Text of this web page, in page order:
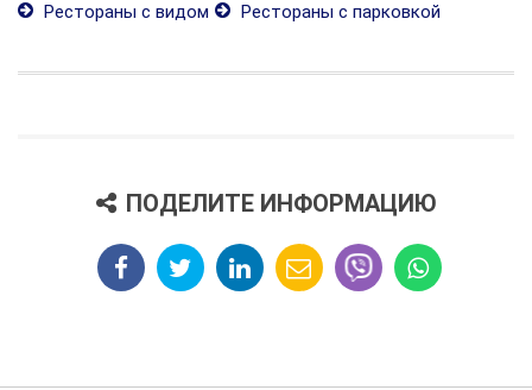
Рестораны с видом Рестораны с парковкой
ПОДЕЛИТЕ ИНФОРМАЦИЮ